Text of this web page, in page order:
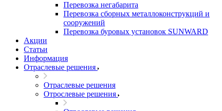
Перевозка негабарита
Перевозка сборных металлоконструкций и
сооружений
Перевозка буровых установок SUNWARD
Акции
Статьи
Информация
Отраслевые решения
Отраслевые решения
Отрослевые решения